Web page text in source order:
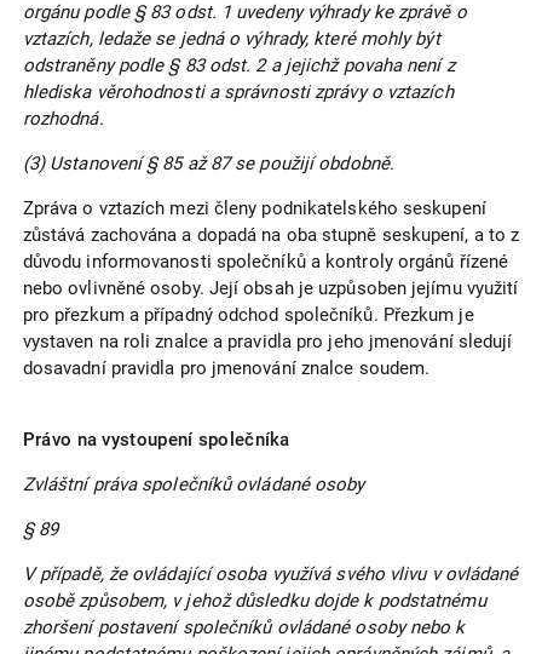
orgánu podle § 83 odst. 1 uvedeny výhrady ke zprávě o
vztazích, ledaže se jedná o výhrady, které mohly být
odstraněny podle § 83 odst. 2 a jejichž povaha není z
hlediska věrohodnosti a správnosti zprávy o vztazích
rozhodná.
(3) Ustanovení § 85 až 87 se použijí obdobně.
Zpráva o vztazích mezi členy podnikatelského seskupení
zůstává zachována a dopadá na oba stupně seskupení, a to z
důvodu informovanosti společníků a kontroly orgánů řízené
nebo ovlivněné osoby. Její obsah je uzpůsoben jejímu využití
pro přezkum a případný odchod společníků. Přezkum je
vystaven na roli znalce a pravidla pro jeho jmenování sledují
dosavadní pravidla pro jmenování znalce soudem.
Právo na vystoupení společníka
Zvláštní práva společníků ovládané osoby
§ 89
V případě, že ovládající osoba využívá svého vlivu v ovládané
osobě způsobem, v jehož důsledku dojde k podstatnému
zhoršení postavení společníků ovládané osoby nebo k